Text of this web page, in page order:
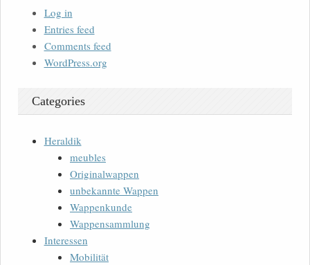
Log in
Entries feed
Comments feed
WordPress.org
Categories
Heraldik
meubles
Originalwappen
unbekannte Wappen
Wappenkunde
Wappensammlung
Interessen
Mobilität